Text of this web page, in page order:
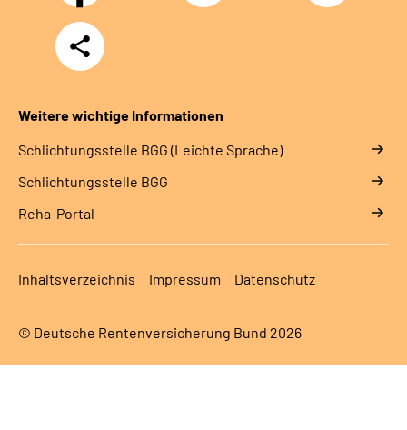
Teilen
Weitere wichtige Informationen
Schlich­tungs­stel­le BGG (Leichte Sprache)
Schlich­tungs­stel­le BGG
Reha-Portal
Inhaltsverzeichnis Impressum Datenschutz
© Deutsche Rentenversicherung Bund 2026